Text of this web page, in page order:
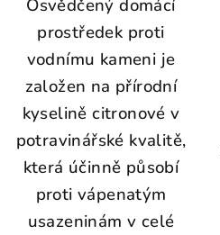
Osvědčený domácí
prostředek proti
vodnímu kameni je
založen na přírodní
kyselině citronové v
potravinářské kvalitě,
která účinně působí
proti vápenatým
usazeninám v celé